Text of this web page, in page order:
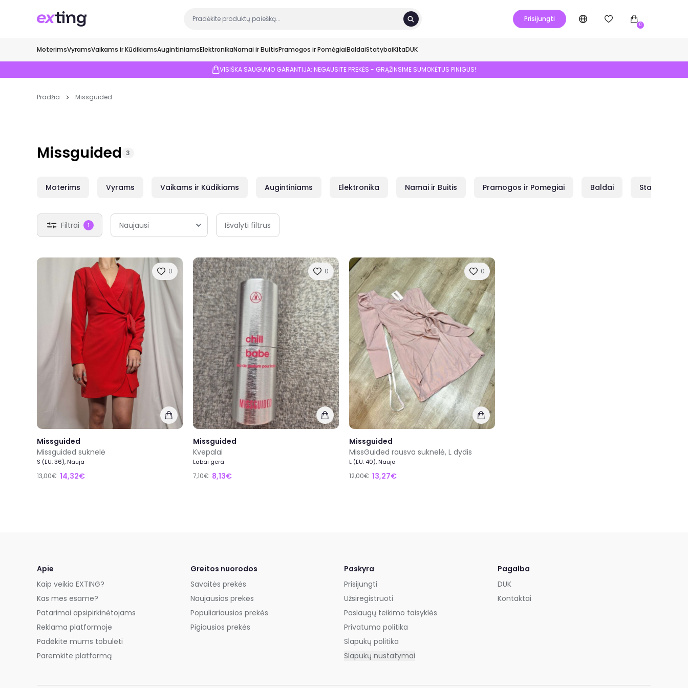
Prisijungti
0
MoterimsVyramsVaikams ir KūdikiamsAugintiniamsElektronikaNamai ir BuitisPramogos ir PomėgiaiBaldaiStatybaiKitaDUK
VISIŠKA SAUGUMO GARANTIJA: NEGAUSITE PREKĖS - GRĄŽINSIME SUMOKĖTUS PINIGUS!
Pradžia Missguided
Missguided 3
Moterims Vyrams Vaikams ir Kūdikiams Augintiniams Elektronika Namai ir Buitis Pramogos ir Pomėgiai Baldai Statybai
Filtrai 1 Išvalyti filtrus
0
Missguided
Missguided suknelė
S (EU: 36), Nauja
13,00€ 14,32€
0
Missguided
Kvepalai
Labai gera
7,10€ 8,13€
0
Missguided
MissGuided rausva suknelė, L dydis
L (EU: 40), Nauja
12,00€ 13,27€
Apie
Kaip veikia EXTING?
Kas mes esame?
Patarimai apsipirkinėtojams
Reklama platformoje
Padėkite mums tobulėti
Paremkite platformą
Greitos nuorodos
Savaitės prekės
Naujausios prekės
Populiariausios prekės
Pigiausios prekės
Paskyra
Prisijungti
Užsiregistruoti
Paslaugų teikimo taisyklės
Privatumo politika
Slapukų politika
Slapukų nustatymai
Pagalba
DUK
Kontaktai